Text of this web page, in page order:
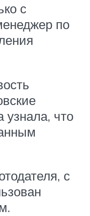
с
по
узнала, что
с